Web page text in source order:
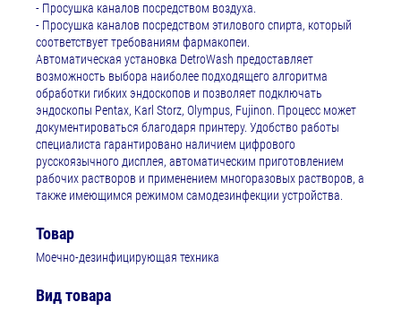
- Просушка каналов посредством воздуха.
- Просушка каналов посредством этилового спирта, который
соответствует требованиям фармакопеи.
Автоматическая установка DetroWash предоставляет
возможность выбора наиболее подходящего алгоритма
обработки гибких эндоскопов и позволяет подключать
эндоскопы Pentax, Karl Storz, Olympus, Fujinon. Процесс может
документироваться благодаря принтеру. Удобство работы
специалиста гарантировано наличием цифрового
русскоязычного дисплея, автоматическим приготовлением
рабочих растворов и применением многоразовых растворов, а
также имеющимся режимом самодезинфекции устройства.
Товар
Моечно-дезинфицирующая техника
Вид товара